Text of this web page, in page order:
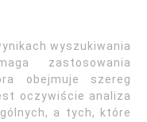
wyszukiwania
zastosowania
obejmuje szereg
oczywiście analiza
a tych, które